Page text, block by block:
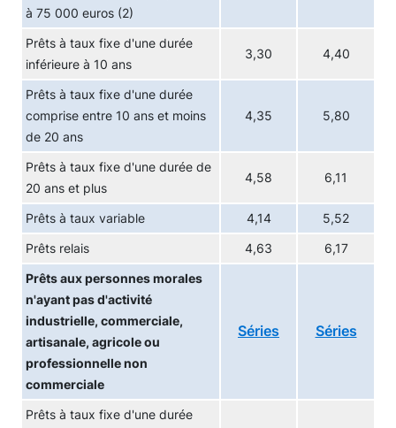
à 75 000 euros (2)
Prêts à taux fixe d'une durée
inférieure à 10 ans
3,30 4,40
Prêts à taux fixe d'une durée
comprise entre 10 ans et moins
de 20 ans
4,35 5,80
Prêts à taux fixe d'une durée de
20 ans et plus
4,58 6,11
Prêts à taux variable 4,14 5,52
Prêts relais 4,63 6,17
Prêts aux personnes morales
n'ayant pas d'activité
industrielle, commerciale,
artisanale, agricole ou
professionnelle non
commerciale
Séries Séries
Prêts à taux fixe d'une durée